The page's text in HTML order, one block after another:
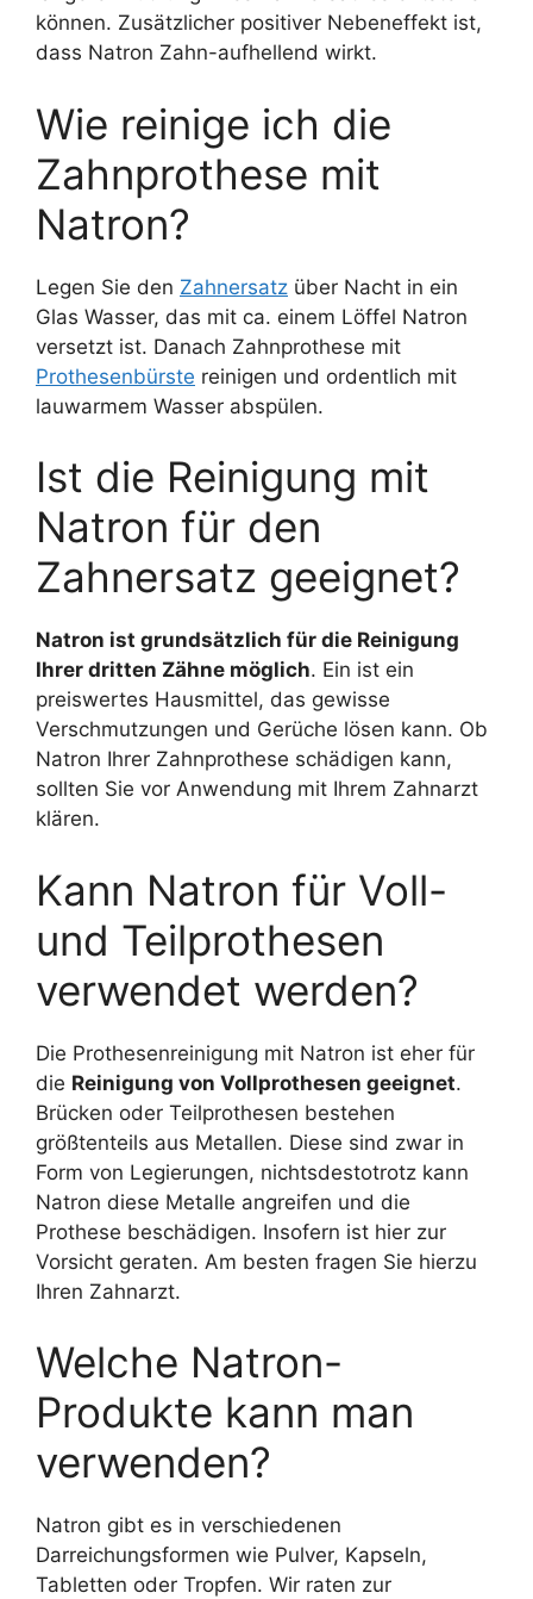
können. Zusätzlicher positiver Nebeneffekt ist,
dass Natron Zahn-aufhellend wirkt.
Wie reinige ich die
Zahnprothese mit
Natron?
Legen Sie den Zahnersatz über Nacht in ein
Glas Wasser, das mit ca. einem Löffel Natron
versetzt ist. Danach Zahnprothese mit
Prothesenbürste reinigen und ordentlich mit
lauwarmem Wasser abspülen.
Ist die Reinigung mit
Natron für den
Zahnersatz geeignet?
Natron ist grundsätzlich für die Reinigung
Ihrer dritten Zähne möglich. Ein ist ein
preiswertes Hausmittel, das gewisse
Verschmutzungen und Gerüche lösen kann. Ob
Natron Ihrer Zahnprothese schädigen kann,
sollten Sie vor Anwendung mit Ihrem Zahnarzt
klären.
Kann Natron für Voll-
und Teilprothesen
verwendet werden?
Die Prothesenreinigung mit Natron ist eher für
die Reinigung von Vollprothesen geeignet.
Brücken oder Teilprothesen bestehen
größtenteils aus Metallen. Diese sind zwar in
Form von Legierungen, nichtsdestotrotz kann
Natron diese Metalle angreifen und die
Prothese beschädigen. Insofern ist hier zur
Vorsicht geraten. Am besten fragen Sie hierzu
Ihren Zahnarzt.
Welche Natron-
Produkte kann man
verwenden?
Natron gibt es in verschiedenen
Darreichungsformen wie Pulver, Kapseln,
Tabletten oder Tropfen. Wir raten zur